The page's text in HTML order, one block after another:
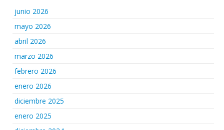
junio 2026
mayo 2026
abril 2026
marzo 2026
febrero 2026
enero 2026
diciembre 2025
enero 2025